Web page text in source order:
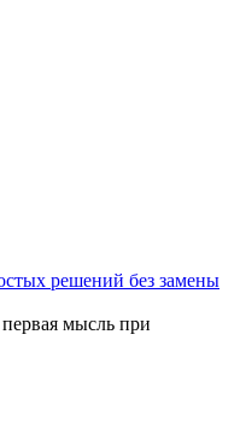
решений без замены
мысль при